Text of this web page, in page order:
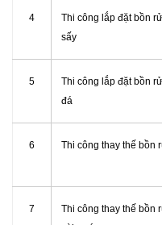
4
Thi công lắp đặt bồn
sấy
5
Thi công lắp đặt bồn
đá
6 Thi công thay thế bồn
7
Thi công thay thế bồn